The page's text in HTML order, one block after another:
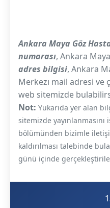
Ankara Maya Göz
numarası, Ankara
adres bilgisi, Ankara
Merkezı mail adresi ve
web sitemizde
Not: Yukarıda yer alan
sitemizde
bölümünden bizimle
kaldırılması talebinde
günü içinde